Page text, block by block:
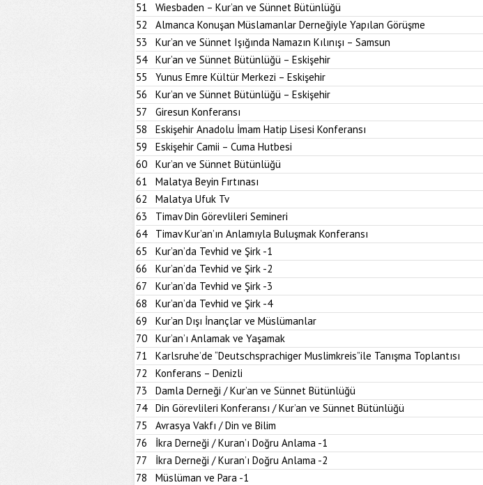
51
Wiesbaden – Kur’an ve Sünnet Bütünlüğü
52
Almanca Konuşan Müslamanlar Derneğiyle Yapılan Görüşme
53
Kur’an ve Sünnet Işığında Namazın Kılınışı – Samsun
54
Kur’an ve Sünnet Bütünlüğü – Eskişehir
55
Yunus Emre Kültür Merkezi – Eskişehir
56
Kur’an ve Sünnet Bütünlüğü – Eskişehir
57
Giresun Konferansı
58
Eskişehir Anadolu İmam Hatip Lisesi Konferansı
59
Eskişehir Camii – Cuma Hutbesi
60
Kur’an ve Sünnet Bütünlüğü
61
Malatya Beyin Fırtınası
62
Malatya Ufuk Tv
63
Timav Din Görevlileri Semineri
64
Timav Kur’an’ın Anlamıyla Buluşmak Konferansı
65
Kur’an’da Tevhid ve Şirk -1
66
Kur’an’da Tevhid ve Şirk -2
67
Kur’an’da Tevhid ve Şirk -3
68
Kur’an’da Tevhid ve Şirk -4
69
Kur’an Dışı İnançlar ve Müslümanlar
70
Kur’an’ı Anlamak ve Yaşamak
71
Karlsruhe’de “Deutschsprachiger Muslimkreis”ile Tanışma Toplantısı
72
Konferans – Denizli
73
Damla Derneği / Kur’an ve Sünnet Bütünlüğü
74
Din Görevlileri Konferansı / Kur’an ve Sünnet Bütünlüğü
75
Avrasya Vakfı / Din ve Bilim
76
İkra Derneği / Kuran’ı Doğru Anlama -1
77
İkra Derneği / Kuran’ı Doğru Anlama -2
78
Müslüman ve Para -1